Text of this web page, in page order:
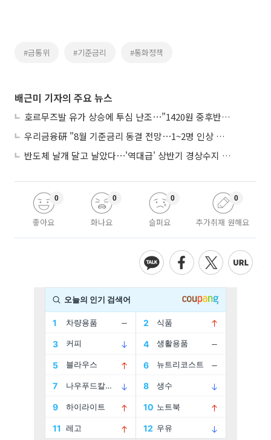
#금통위 #기준금리 #통화정책
배근미 기자의 주요 뉴스
호르무즈발 유가 상승에 투심 난조⋯"1420원 중후반 등락"
우리금융硏 "8월 기준금리 동결 전망⋯1~2명 인상 소수의견 낼 것"
반도체 날개 달고 날았다⋯'역대급' 상반기 경상수지 흑자 2000억달러 육박
좋아요
0
화나요
0
슬퍼요
0
추가취재 원해요
0